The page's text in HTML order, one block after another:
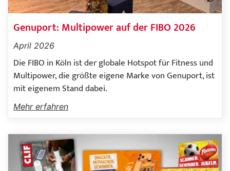
Genuport: Multipower auf der FIBO 2026
April 2026
Die FIBO in Köln ist der globale Hotspot für Fitness und
Multipower, die größte eigene Marke von Genuport, ist
mit eigenem Stand dabei.
Mehr erfahren